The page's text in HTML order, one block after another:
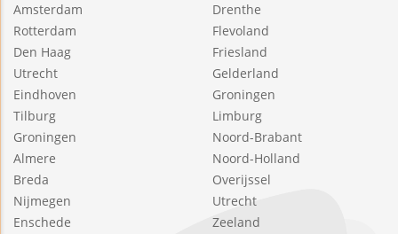
Amsterdam
Rotterdam
Den Haag
Utrecht
Eindhoven
Tilburg
Groningen
Almere
Breda
Nijmegen
Enschede
Drenthe
Flevoland
Friesland
Gelderland
Groningen
Limburg
Noord-Brabant
Noord-Holland
Overijssel
Utrecht
Zeeland